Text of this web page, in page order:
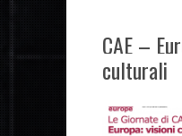
CAE –
culturali